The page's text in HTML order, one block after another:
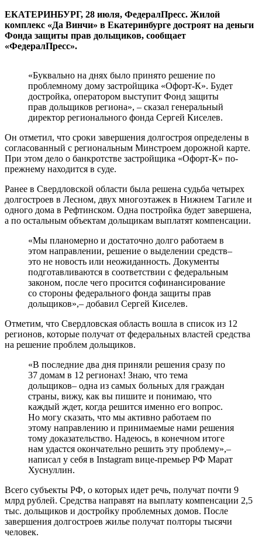
ЕКАТЕРИНБУРГ, 28 июля, ФедералПресс. Жилой
комплекс «Да Винчи» в Екатеринбурге достроят на деньги
Фонда защиты прав дольщиков, сообщает
«ФедералПресс».
«Буквально на днях было принято решение по
проблемному дому застройщика «Офорт-К». Будет
достройка, оператором выступит Фонд защиты
прав дольщиков региона», – сказал генеральный
директор регионального фонда Сергей Киселев.
Он отметил, что сроки завершения долгостроя определены в
согласованный с региональным Минстроем дорожной карте.
При этом дело о банкротстве застройщика «Офорт-К» по-
прежнему находится в суде.
Ранее в Свердловской области была решена судьба четырех
долгостроев в Лесном, двух многоэтажек в Нижнем Тагиле и
одного дома в Рефтинском. Одна постройка будет завершена,
а по остальным объектам дольщикам выплатят компенсации.
«Мы планомерно и достаточно долго работаем в
этом направлении, решение о выделении средств–
это не новость или неожиданность. Документы
подготавливаются в соответствии с федеральным
законом, после чего просится софинансирование
со стороны федерального фонда защиты прав
дольщиков»,– добавил Сергей Киселев.
Отметим, что Свердловская область вошла в список из 12
регионов, которые получат от федеральных властей средства
на решение проблем дольщиков.
«В последние два дня приняли решения сразу по
37 домам в 12 регионах! Знаю, что тема
дольщиков– одна из самых больных для граждан
страны, вижу, как вы пишите и понимаю, что
каждый ждет, когда решится именно его вопрос.
Но могу сказать, что мы активно работаем по
этому направлению и принимаемые нами решения
тому доказательство. Надеюсь, в конечном итоге
нам удастся окончательно решить эту проблему»,–
написал у себя в Instagram вице-премьер РФ Марат
Хуснуллин.
Всего субъекты РФ, о которых идет речь, получат почти 9
млрд рублей. Средства направят на выплату компенсации 2,5
тыс. дольщиков и достройку проблемных домов. После
завершения долгостроев жилье получат полторы тысячи
человек.